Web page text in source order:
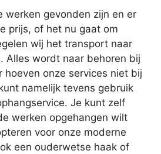
werken gevonden zijn en er
prijs, of het nu gaat om
wij het transport naar
Alles wordt naar behoren bij
hoeven onze services niet bij
namelijk tevens gebruik
Je kunt zelf
werken opgehangen wilt
voor onze moderne
een ouderwetse haak of